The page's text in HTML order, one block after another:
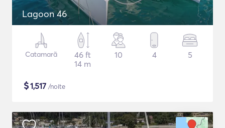
Lagoon 46
Catamarã
46 ft
14 m
10 4 5
$1,517 /noite